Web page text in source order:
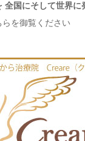
全国にそして世界に
を御覧ください